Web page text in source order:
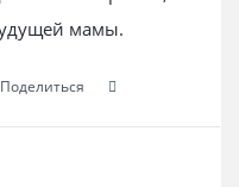
мамы.
Поделиться